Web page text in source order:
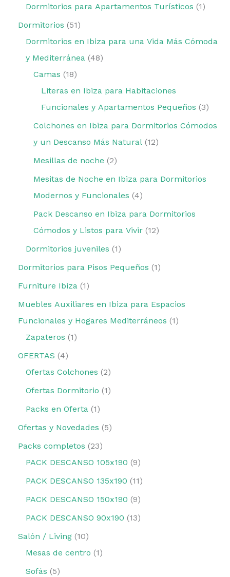
Dormitorios para Apartamentos Turísticos
1
Dormitorios
51
Dormitorios en Ibiza para una Vida Más Cómoda
y Mediterránea 48
Camas
18
Literas en Ibiza para Habitaciones
Funcionales y Apartamentos Pequeños 3
Colchones en Ibiza para Dormitorios Cómodos
y un Descanso Más Natural 12
Mesillas de noche 2
Mesitas de Noche en Ibiza para Dormitorios
Modernos y Funcionales 4
Pack Descanso en Ibiza para Dormitorios
Cómodos y Listos para Vivir 12
Dormitorios juveniles
1
Dormitorios para Pisos Pequeños
1
Furniture Ibiza
1
Muebles Auxiliares en Ibiza para Espacios
Funcionales y Hogares Mediterráneos
1
Zapateros
1
OFERTAS 4
Ofertas Colchones 2
Ofertas Dormitorio
1
Packs en Oferta
1
Ofertas y Novedades
5
Packs completos 23
PACK DESCANSO 105x190 9
PACK DESCANSO 135x190
11
PACK DESCANSO 150x190 9
PACK DESCANSO 90x190
13
Salón / Living 10
Mesas de centro
1
Sofás
5